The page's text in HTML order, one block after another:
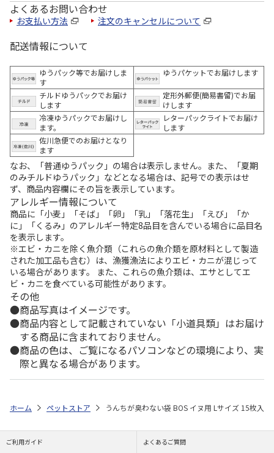
よくあるお問い合わせ
お支払い方法 注文のキャンセルについて
配送情報について
ゆうパック等でお届けしま
す
ゆうパケットでお届けします
チルドゆうパックでお届け
します
定形外郵便(簡易書留)でお届
けします
冷凍ゆうパックでお届けし
ます。
レターパックライトでお届け
します
佐川急便でのお届けとなり
ます
なお、「普通ゆうパック」の場合は表示しません。また、「夏期
のみチルドゆうパック」などとなる場合は、記号での表示はせ
ず、商品内容欄にその旨を表示しています。
アレルギー情報について
商品に「小麦」「そば」「卵」「乳」「落花生」「えび」「か
に」「くるみ」のアレルギー特定8品目を含んでいる場合に品目名
を表示します。
※エビ・カニを除く魚介類（これらの魚介類を原材料として製造
された加工品も含む）は、漁獲漁法によりエビ・カニが混じって
いる場合があります。 また、これらの魚介類は、エサとしてエ
ビ・カニを食べている可能性があります。
その他
商品写真はイメージです。
商品内容として記載されていない「小道具類」はお届け
する商品に含まれておりません。
商品の色は、ご覧になるパソコンなどの環境により、実
際と異なる場合があります。
ホーム ペットストア うんちが臭わない袋 BOS イヌ用 Lサイズ 15枚入
ご利用ガイド よくあるご質問